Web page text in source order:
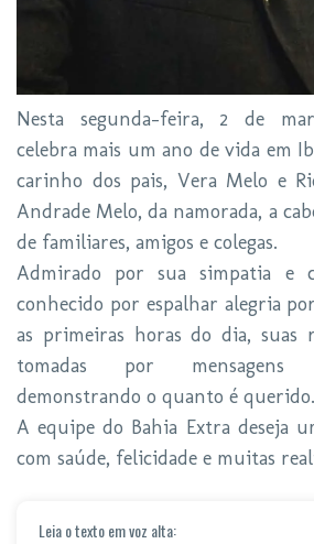
Nesta segunda-feira, 2 de
celebra mais um ano de vida em
carinho dos pais, Vera Melo e
Andrade Melo, da namorada, a
de familiares, amigos e colegas.
Admirado por sua simpatia e
conhecido por espalhar alegria
as primeiras horas do dia, suas
tomadas por mensagens
demonstrando o quanto é querido.
A equipe do Bahia Extra deseja
com saúde, felicidade e muitas
Leia o texto em voz alta: